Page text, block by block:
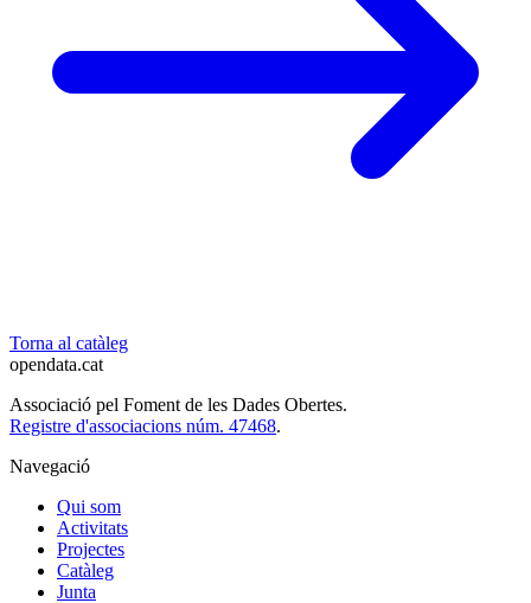
Torna al catàleg
opendata.cat
Associació pel Foment de les Dades Obertes.
Registre d'associacions núm. 47468.
Navegació
Qui som
Activitats
Projectes
Catàleg
Junta